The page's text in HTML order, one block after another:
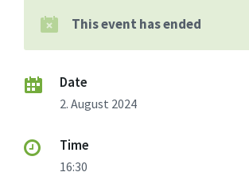
This event has ended
Date
2. August 2024
Time
16:30